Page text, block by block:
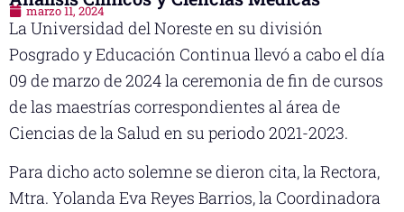
marzo 11, 2024
La Universidad del Noreste en su división
Posgrado y Educación Continua llevó a cabo el día
09 de marzo de 2024 la ceremonia de fin de cursos
de las maestrías correspondientes al área de
Ciencias de la Salud en su periodo 2021-2023.
Para dicho acto solemne se dieron cita, la Rectora,
Mtra. Yolanda Eva Reyes Barrios, la Coordinadora